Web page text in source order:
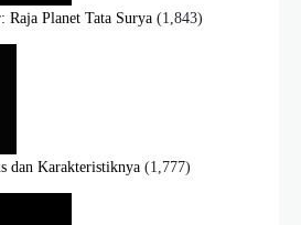
Raja Planet Tata Surya (1,843)
dan Karakteristiknya (1,777)